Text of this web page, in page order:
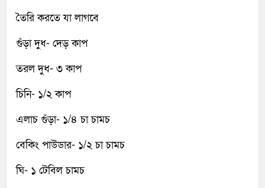
তৈরি করতে যা লাগবে